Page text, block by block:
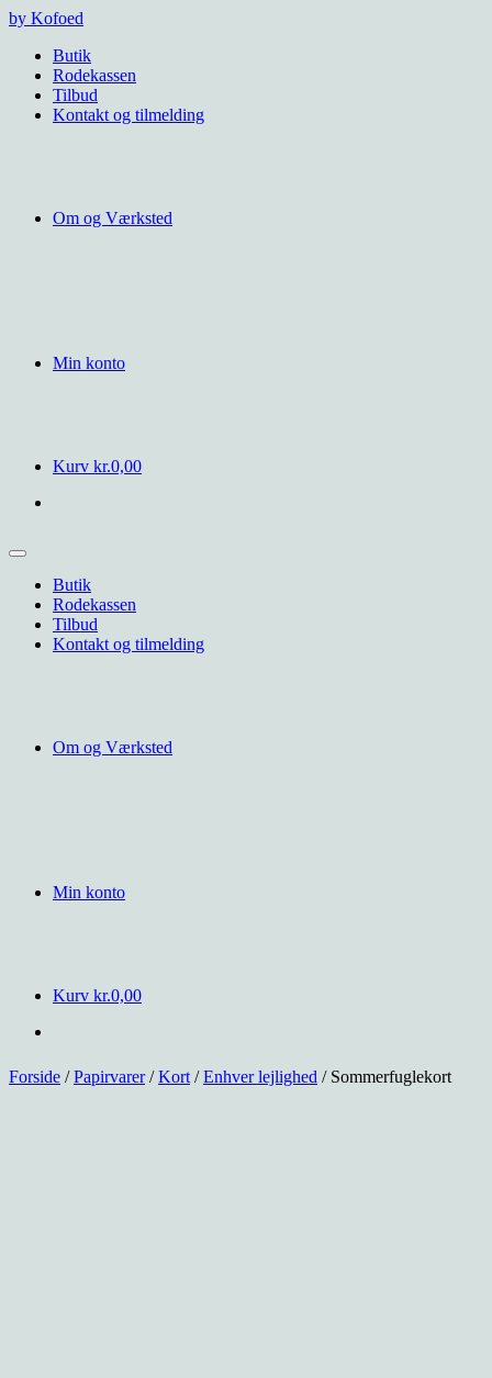
Videre
indhold
by Kofoed
Butik
Rodekassen
Tilbud
Kontakt og tilmelding
Om og Værksted
Min konto
Kurv kr.0,00
Butik
Rodekassen
Tilbud
Kontakt og tilmelding
Om og Værksted
Min konto
Kurv kr.0,00
Forside /Papirvarer/Kort /Enhver lejlighed / Sommerfuglekort